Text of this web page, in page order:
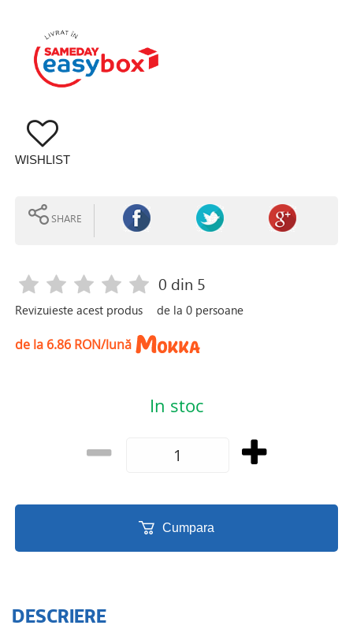
WISHLIST
SHARE
Revizuieste acest produs
0 din 5
de la0 persoane
de la 6.86 RON/lună
In stoc
Cumpara
DESCRIERE